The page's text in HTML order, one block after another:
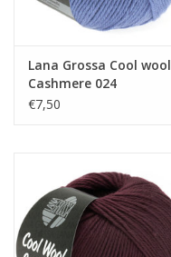
Lana Grossa Cool wool
Cashmere 024
€7,50